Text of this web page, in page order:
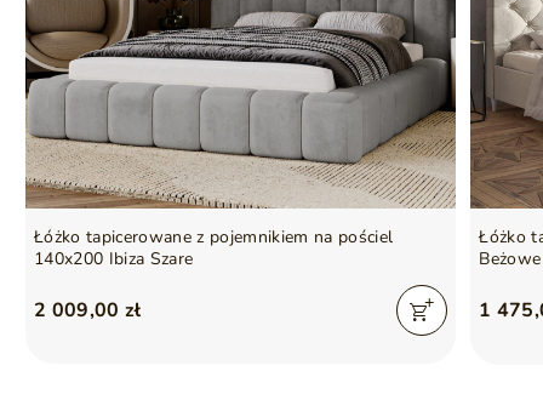
Łóżko tapicerowane z pojemnikiem na pościel
140x200 Ibiza Szare
2 009,00 zł
Łóżko
Beżowe
1